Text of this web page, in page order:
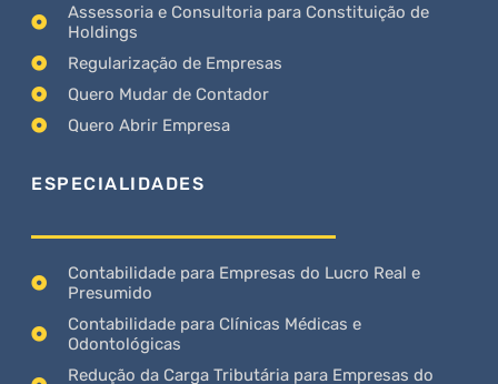
Assessoria e Consultoria para Constituição de
Holdings
Regularização de Empresas
Quero Mudar de Contador
Quero Abrir Empresa
ESPECIALIDADES
Contabilidade para Empresas do Lucro Real e
Presumido
Contabilidade para Clínicas Médicas e
Odontológicas
Redução da Carga Tributária para Empresas do